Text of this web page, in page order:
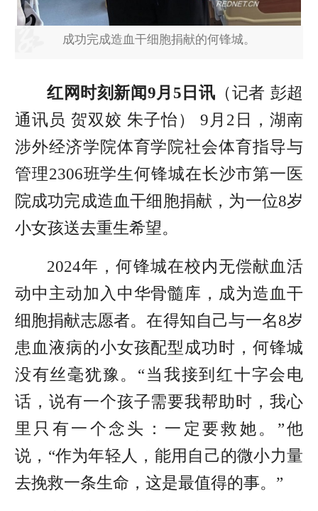
成功完成造血干细胞捐献的何锋城。
红网时刻新闻9月5日讯 （记者 彭超
通讯员 贺双姣 朱子怡） 9月2日，湖南
涉外经济学院体育学院社会体育指导与
管理2306班学生何锋城在长沙市第一医
院成功完成造血干细胞捐献，为一位8岁
小女孩送去重生希望。
2024年，何锋城在校内无偿献血活
动中主动加入中华骨髓库，成为造血干
细胞捐献志愿者。在得知自己与一名8岁
患血液病的小女孩配型成功时，何锋城
没有丝毫犹豫。“当我接到红十字会电
话，说有一个孩子需要我帮助时，我心
里只有一个念头：一定要救她。”他
说，“作为年轻人，能用自己的微小力量
去挽救一条生命，这是最值得的事。”